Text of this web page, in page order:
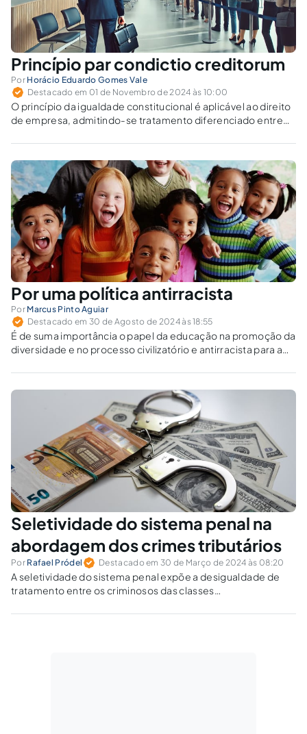
Princípio par condictio creditorum
Por Horácio Eduardo Gomes Vale
Destacado em 01 de Novembro de 2024 às 10:00
O princípio da igualdade constitucional é aplicável ao direito
de empresa, admitindo-se tratamento diferenciado entre
Por uma política antirracista
Por Marcus Pinto Aguiar
Destacado em 30 de Agosto de 2024 às 18:55
É de suma importância o papel da educação na promoção da
diversidade e no processo civilizatório e antirracista para a
Seletividade do sistema penal na
abordagem dos crimes tributários
Por Rafael Pródel Destacado em 30 de Março de 2024 às 08:20
A seletividade do sistema penal expõe a desigualdade de
tratamento entre os criminosos das classes